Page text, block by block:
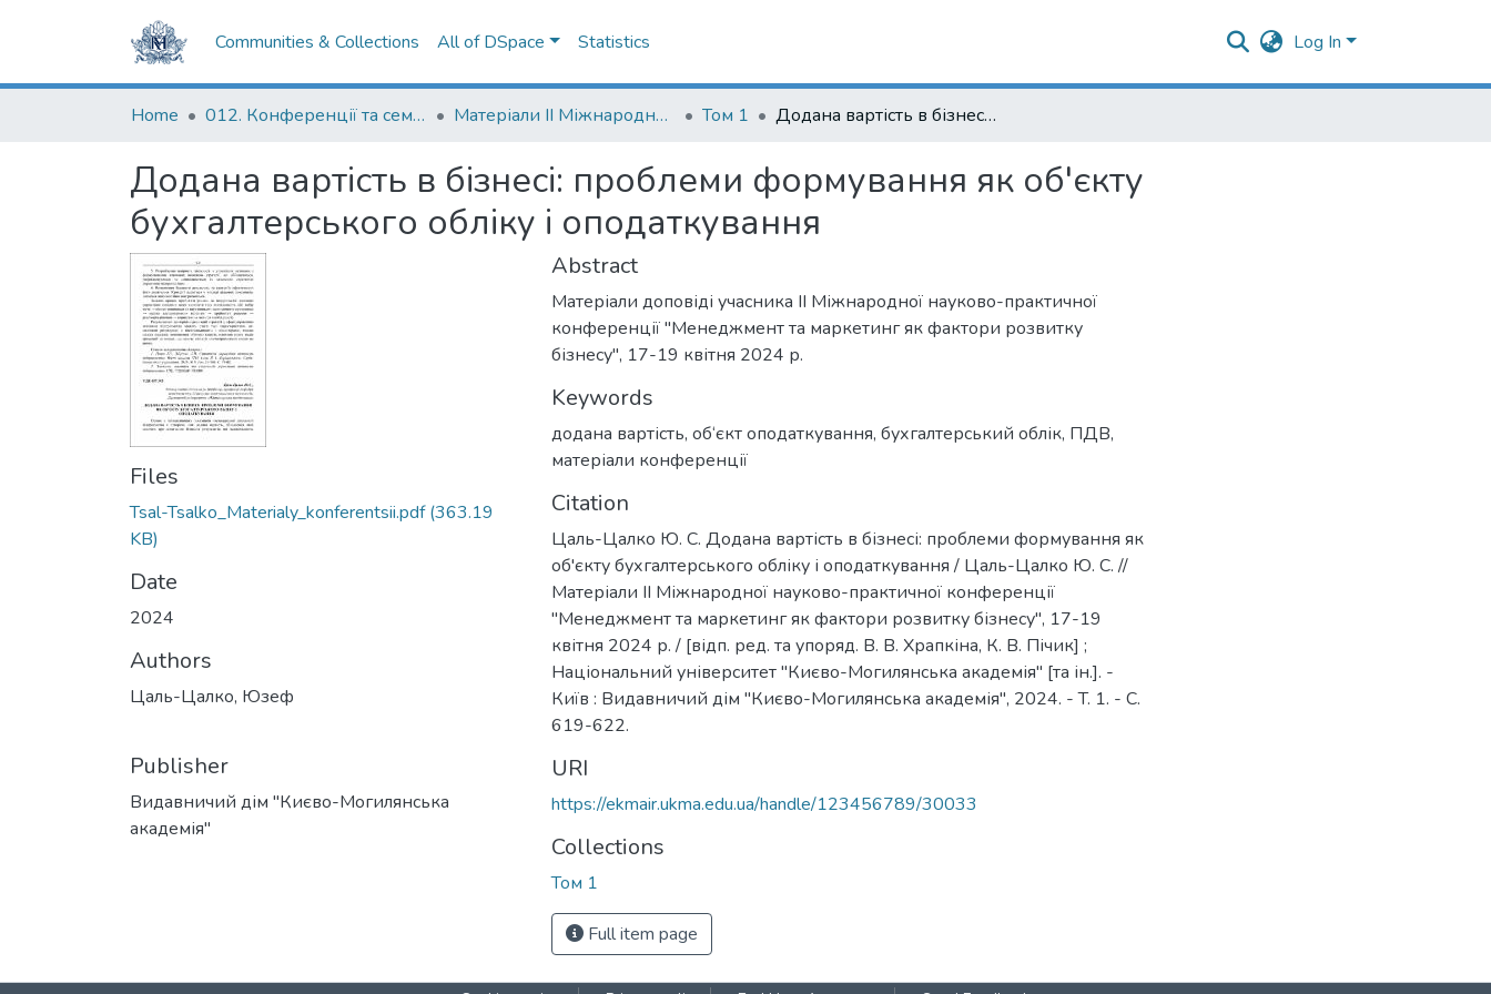
Communities & Collections All of DSpace Statistics Log In
Home 012. Конференції та семінари НаУКМА Матеріали II Міжнародної науково-практичної конференції "Менеджмент та маркетинг як фактори розвитку бізнесу", 17-19 квітня 2024 р. Том 1 Додана вартість в бізнесі: проблеми формування як об'єкту бухгалтерського обліку і оподаткування
Додана вартість в бізнесі: проблеми формування як об'єкту
бухгалтерського обліку і оподаткування
Files
Tsal-Tsalko_Materialy_konferentsii.pdf(363.19
KB)
Date
2024
Authors
Цаль-Цалко, Юзеф
Publisher
Видавничий дім "Києво-Могилянська
академія"
Abstract
Матеріали доповіді учасника ІІ Міжнародної науково-практичної
конференції "Менеджмент та маркетинг як фактори розвитку
бізнесу", 17-19 квітня 2024 р.
Keywords
додана вартість, об‘єкт оподаткування, бухгалтерський облік, ПДВ,
матеріали конференції
Citation
Цаль-Цалко Ю. С. Додана вартість в бізнесі: проблеми формування як
об'єкту бухгалтерського обліку і оподаткування / Цаль-Цалко Ю. С. //
Матеріали ІІ Міжнародної науково-практичної конференції
"Менеджмент та маркетинг як фактори розвитку бізнесу", 17-19
квітня 2024 р. / [відп. ред. та упоряд. В. В. Храпкіна, К. В. Пічик] ;
Національний університет "Києво-Могилянська академія" [та ін.]. -
Київ : Видавничий дім "Києво-Могилянська академія", 2024. - T. 1. - C.
619-622.
URI
https://ekmair.ukma.edu.ua/handle/123456789/30033
Collections
Том 1
Full item page